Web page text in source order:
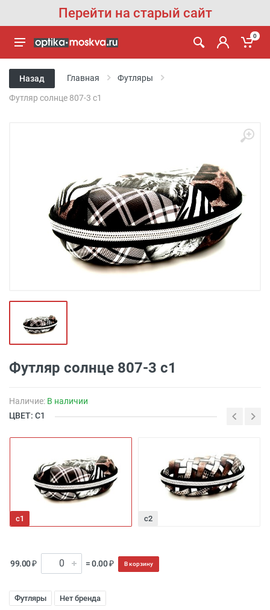
Перейти на старый сайт
0
Назад Главная Футляры
Футляр солнце 807-3 с1
Футляр солнце 807-3 с1
Наличие: В наличии
ЦВЕТ: С1
с1 с2
99.00 ₽ = 0.00 ₽ В корзину
Футляры Нет бренда